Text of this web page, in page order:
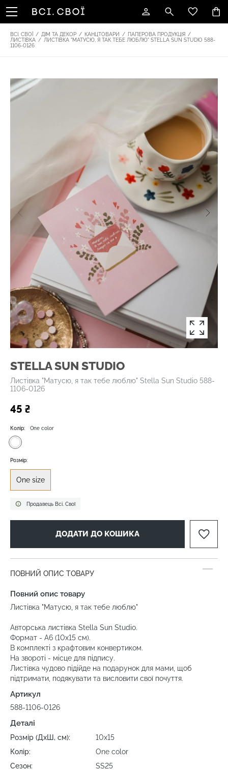
ВСІ. СВОЇ / ДІМ ТА ДЕКОР / КАНЦТОВАРИ / ПАПЕРОВА ПРОДУКЦІЯ
/
ЛИСТІВКА / ЛИСТІВКА "МАТУСЮ, Я ТАК ТЕБЕ ЛЮБЛЮ" STELLA SUN STUDIO 588-
1106-0126
STELLA SUN STUDIO
Листівка "Матусю, я так тебе люблю" Stella Sun Studio 588-
1106-0126
45 ₴
Продавець Всі. Свої
Колір: One color
Розмір:
One size
ДОДАТИ ДО КОШИКА
ПОВНИЙ ОПИС ТОВАРУ
Повний опис товару
Листівка "Матусю, я так тебе люблю"
Авторська листівка Stella Sun Studio.
Формат - А6 (10х15 см).
В комплекті з крафтовим конвертиком.
На звороті - місце для підпису.
Листівка чудово підійде на подарунок для мами, щоб
підтримати, подякувати та висловити свої почуття.
Артикул
588-1106-0126
Деталі
Розмір (ДхШ, см):
10х15
Колір:
One color
Сезон:
SS25